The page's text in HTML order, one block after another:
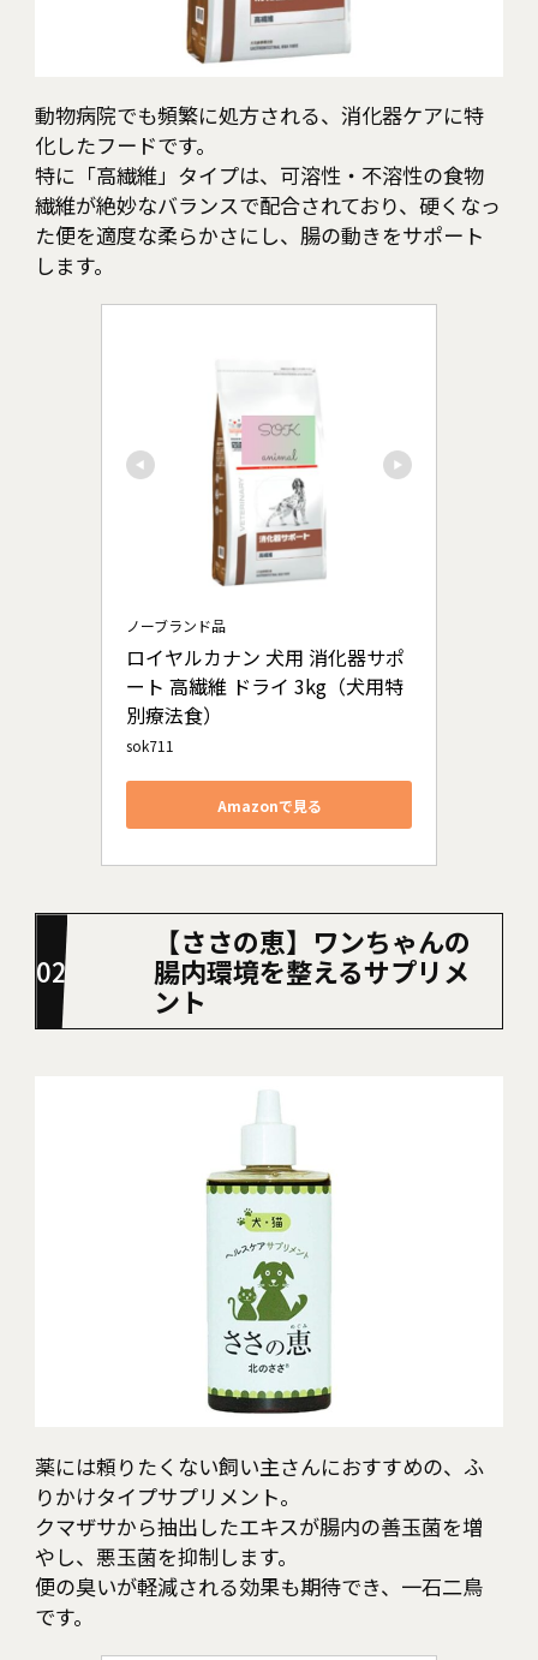
動物病院でも頻繁に処方される、消化器ケアに特
化したフードです。
特に「高繊維」タイプは、可溶性・不溶性の食物
繊維が絶妙なバランスで配合されており、硬くなっ
た便を適度な柔らかさにし、腸の動きをサポート
します。
ノーブランド品
ロイヤルカナン 犬用 消化器サポ
ート 高繊維 ドライ 3kg（犬用特
別療法食）
sok711
Amazonで見る
【ささの恵】ワンちゃんの
腸内環境を整えるサプリメ
ント
薬には頼りたくない飼い主さんにおすすめの、ふ
りかけタイプサプリメント。
クマザサから抽出したエキスが腸内の善玉菌を増
やし、悪玉菌を抑制します。
便の臭いが軽減される効果も期待でき、一石二鳥
です。